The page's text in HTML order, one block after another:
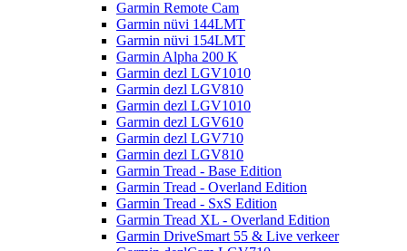
Garmin Remote Cam
Garmin nüvi 144LMT
Garmin nüvi 154LMT
Garmin Alpha 200 K
Garmin dezl LGV1010
Garmin dezl LGV810
Garmin dezl LGV1010
Garmin dezl LGV610
Garmin dezl LGV710
Garmin dezl LGV810
Garmin Tread - Base Edition
Garmin Tread - Overland Edition
Garmin Tread - SxS Edition
Garmin Tread XL - Overland Edition
Garmin DriveSmart 55 & Live verkeer